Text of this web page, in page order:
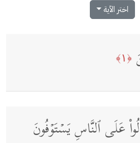
اختر الآية
﴿١﴾
عَلَى ٱلنَّاسِ یَسۡتَوۡفُونَ